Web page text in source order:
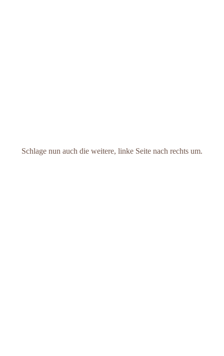
Schlage nun auch die weitere, linke Seite nach rechts um.